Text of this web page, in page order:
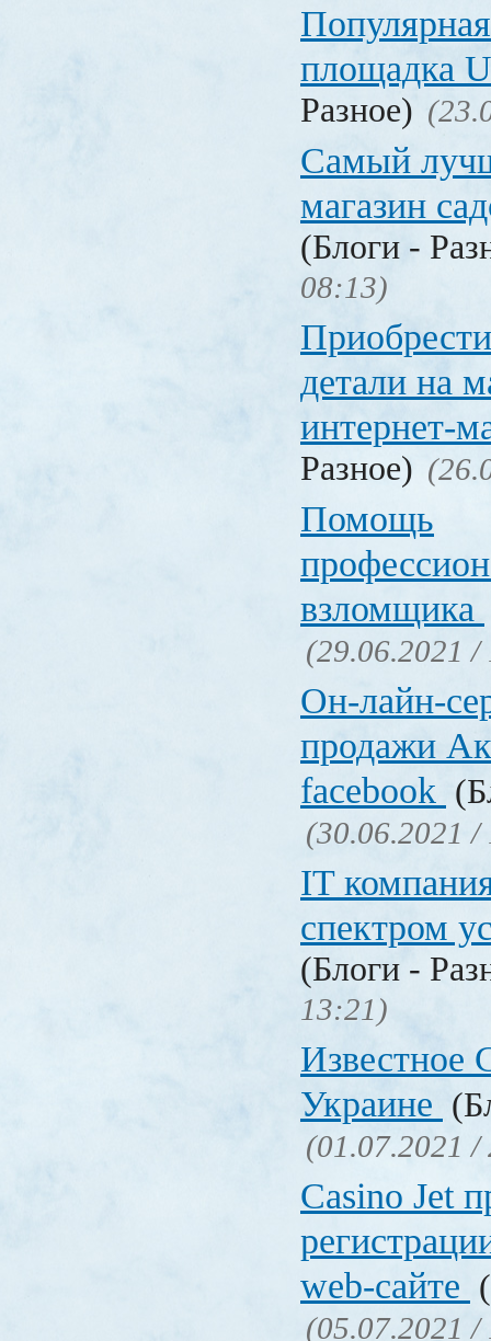
площадка
Разное)
Самый
магазин
(Блоги -
08:13)
детали на
интернет-
Разное)
Помощь
взломщика
(29.06.2021 /
Он-лайн-
продажи
facebook
(30.06.2021 /
IT
спектром
(Блоги -
13:21)
Известное
Украине
(01.07.2021 /
Сasino Jet
web-сайте
(05.07.2021 /